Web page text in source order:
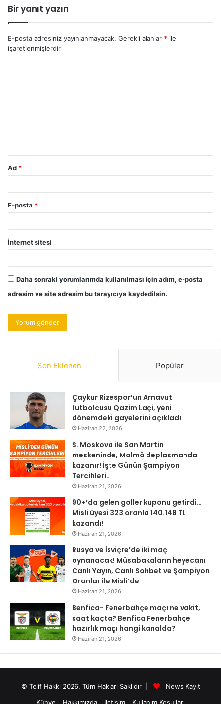
Bir yanıt yazın
E-posta adresiniz yayınlanmayacak. Gerekli alanlar * ile
işaretlenmişlerdir
Ad *
E-posta *
İnternet sitesi
Daha sonraki yorumlarımda kullanılması için adım, e-posta
adresim ve site adresim bu tarayıcıya kaydedilsin.
Son Eklenen Popüler
Çaykur Rizespor’un Arnavut
futbolcusu Qazim Laçi, yeni
dönemdeki gayelerini açıkladı
Haziran 22, 2026
S. Moskova ile San Martin
meskeninde, Malmö deplasmanda
kazanır! İşte Günün Şampiyon
Tercihleri…
Haziran 21, 2026
90+’da gelen goller kuponu getirdi…
Misli üyesi 323 oranla 140.148 TL
kazandı!
Haziran 21, 2026
Rusya ve İsviçre’de iki maç
oynanacak! Müsabakaların heyecanı
Canlı Yayın, Canlı Sohbet ve Şampiyon
Oranlar ile Misli’de
Haziran 21, 2026
Benfica- Fenerbahçe maçı ne vakit,
saat kaçta? Benfica Fenerbahçe
hazırlık maçı hangi kanalda?
Haziran 21, 2026
© Telif Hakkı 2026, Tüm Hakları Saklıdır |
News Kayıt
Künye
Hakkımızda İletişim Kullanım Koşulları